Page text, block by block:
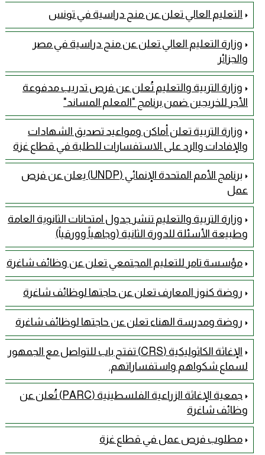
التعليم العالي تعلن عن منح دراسية في تونس
وزارة التعليم العالي تعلن عن منح دراسية في مصر
والجزائر
وزارة التربية والتعليم تُعلن عن فرص تدريب مدفوعة
الأجر للخريجين ضمن برنامج "المعلم المساند"
وزارة التربية تعلن أماكن ومواعيد تصديق الشهادات
والإفادات والرد على الاستفسارات للطلبة في قطاع غزة
برنامج الأمم المتحدة الإنمائي (UNDP) يعلن عن فرص
عمل
وزارة التربية والتعليم تنشر جدول امتحانات الثانوية العامة
وطبيعة الأسئلة للدورة الثانية (وجاهياً وورقياً)
مؤسسة تامر للتعليم المجتمعي تعلن عن وظائف شاغرة
روضة كنوز المعارف تعلن عن حاجتها لوظائف شاغرة
روضة ومدرسة الهناء تعلن عن حاجتها لوظائف شاغرة
الإغاثة الكاثوليكية (CRS) تفتح باب للتواصل مع الجمهور
لسماع شكواهم واستفساراتهم.
جمعية الإغاثة الزراعية الفلسطينية (PARC) تُعلن عن
وظائف شاغرة
مطلوب فرص عمل في قطاع غزة